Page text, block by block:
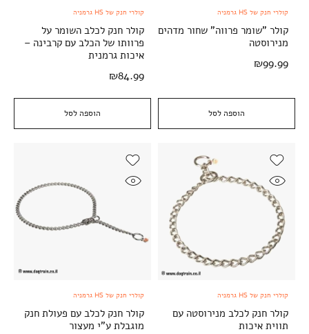
הוספה לסל
קולרי חנק של HS גרמניה
קולר "שומר פרווה" שחור מדהים
מנירוסטה
₪99.99
הוספה לסל
קולרי חנק של HS גרמניה
קולר חנק לכלב השומר על
פרוותו של הכלב עם קרבינה –
איכות גרמנית
₪84.99
קולרי חנק של HS גרמניה
קולר חנק לכלב מנירוסטה עם
תווית איכות
קולרי חנק של HS גרמניה
קולר חנק לכלב עם פעולת חנק
מוגבלת ע"י מעצור